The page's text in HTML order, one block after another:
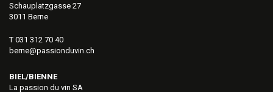
Schauplatzgasse 27
3011 Berne
T 031 312 70 40
berne@passionduvin.ch
BIEL/BIENNE
La passion du vin SA